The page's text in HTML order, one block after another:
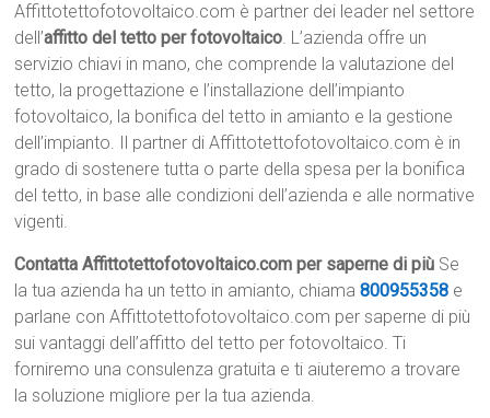
Affittotettofotovoltaico.com è partner dei leader nel settore
dell’affitto del tetto per fotovoltaico. L’azienda offre un
servizio chiavi in mano, che comprende la valutazione del
tetto, la progettazione e l’installazione dell’impianto
fotovoltaico, la bonifica del tetto in amianto e la gestione
dell’impianto. Il partner di Affittotettofotovoltaico.com è in
grado di sostenere tutta o parte della spesa per la bonifica
del tetto, in base alle condizioni dell’azienda e alle normative
vigenti.
Contatta Affittotettofotovoltaico.com per saperne di più Se
la tua azienda ha un tetto in amianto, chiama800955358 e
parlane con Affittotettofotovoltaico.com per saperne di più
sui vantaggi dell’affitto del tetto per fotovoltaico. Ti
forniremo una consulenza gratuita e ti aiuteremo a trovare
la soluzione migliore per la tua azienda.